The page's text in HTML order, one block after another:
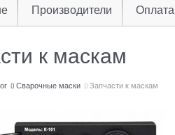
Производители Оплата
к маскам
Сварочные маски Запчасти к маскам